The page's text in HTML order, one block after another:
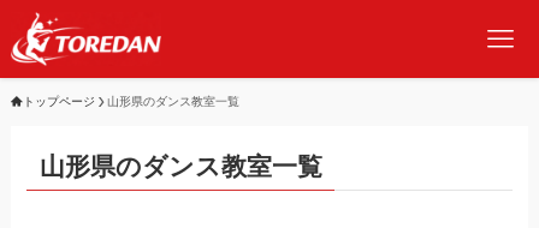
トップページ 山形県のダンス教室一覧
山形県のダンス教室一覧